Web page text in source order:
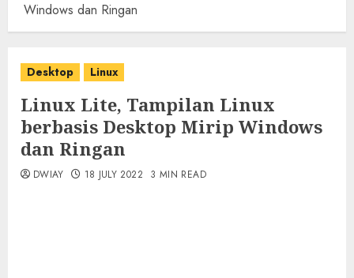
Windows dan Ringan
Desktop Linux
Linux Lite, Tampilan Linux
berbasis Desktop Mirip Windows
dan Ringan
DWIAY 18 JULY 2022 3 MIN READ